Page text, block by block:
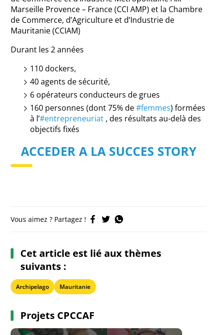
Marseille Provence – France (CCI AMP) et la Chambre
de Commerce, d’Agriculture et d’Industrie de
Mauritanie (CCIAM)
Durant les 2 années
110 dockers,
40 agents de sécurité,
6 opérateurs conducteurs de grues
160 personnes (dont 75% de#femmes) formées
à l’#entrepreneuriat , des résultats au-delà des
objectifs fixés
ACCEDER A LA SUCCES STORY
Vous aimez ? Partagez !
Cet article est lié aux thèmes
suivants :
Archipelago Mauritanie
Projets CPCCAF